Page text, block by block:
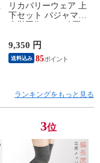
リカバリーウェア 上
下セット パジャマ
ンツ 春夏用【一般医
療機器】部屋着 肩こ
り 冷え性 疲れが取
パが良い お得 安い
ームウェア リカバリ
9,350 円
送料込み 85
ランキングをもっと見る
3位